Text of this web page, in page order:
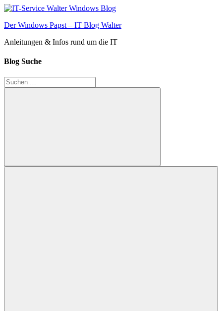
Zum
springen
Der Windows Papst – IT Blog Walter
Anleitungen & Infos rund um die IT
Blog Suche
Suchen
nach:
Suchen